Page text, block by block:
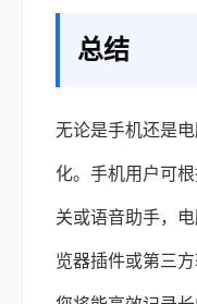
总结
无论是手机还是
化。手机用户可
关或语音助手，
览器插件或第三